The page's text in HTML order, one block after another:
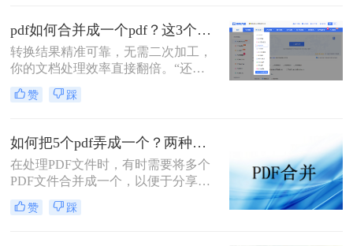
求。
PDF文档感到头疼？手动复制粘贴？
格式全乱。
pdf如何合并成一个pdf？这3个免费高效方法，职场人必须掌握！
转换结果精准可靠，无需二次加工，
你的文档处理效率直接翻倍。“还在
为合并几十个PDF报告而头疼？你浪
费在重复操作上的时间，够你学一个
评领域深耕多年的小编，我见过太多
职场朋友被基础的文档处理问题绊住
手脚。那么pdf如何合并成一个pdf
呢？
赞 踩
如何把5个pdf弄成一个？两种实用方法详解分享！
在处理PDF文件时，有时需要将多个
PDF文件合并成一个，以便于分享、
存储或打印。那么如何把5个pdf弄成
一个呢？本文将介绍两种将五个PDF
赞 踩